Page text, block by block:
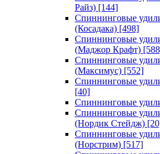
Райз) [144]
Спиннинговые
(Косадака) [498]
Спиннинговые
(Маджор Крафт)
Спиннинговые
(Максимус) [552]
Спиннинговые
[40]
Спиннинговые
Спиннинговые
(Нордик Стейдж)
Спиннинговые
(Норстрим) [517]